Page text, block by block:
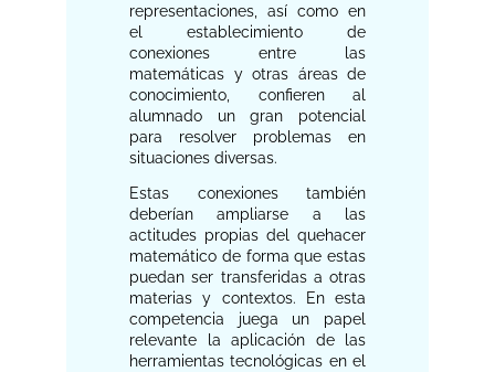
representaciones, así como en
el establecimiento de
conexiones entre las
matemáticas y otras áreas de
conocimiento, confieren al
alumnado un gran potencial
para resolver problemas en
situaciones diversas.
Estas conexiones también
deberían ampliarse a las
actitudes propias del quehacer
matemático de forma que estas
puedan ser transferidas a otras
materias y contextos. En esta
competencia juega un papel
relevante la aplicación de las
herramientas tecnológicas en el